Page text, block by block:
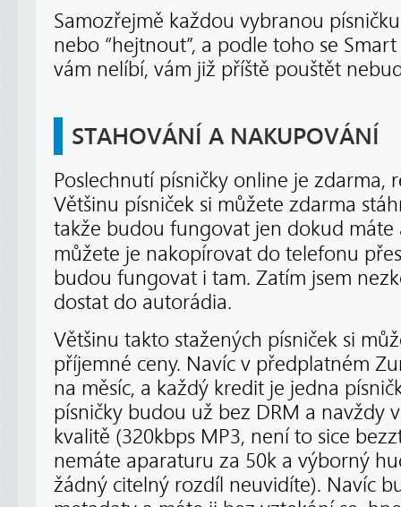
Samozřejmě každou vybranou
nebo “hejtnout”, a podle toho se
vám nelíbí, vám již příště pouštět
STAHOVÁNÍ A NAKUPOVÁNÍ
Poslechnutí písničky online je zdarma,
Většinu písniček si můžete zdarma
takže budou fungovat jen dokud máte
můžete je nakopírovat do telefonu
budou fungovat i tam. Zatím jsem
dostat do autorádia.
Většinu takto stažených písniček si
příjemné ceny. Navíc v předplatném
na měsíc, a každý kredit je jedna
písničky budou už bez DRM a navždy
kvalitě (320kbps MP3, není to sice
nemáte aparaturu za 50k a výborný
žádný citelný rozdíl neuvidíte). Navíc